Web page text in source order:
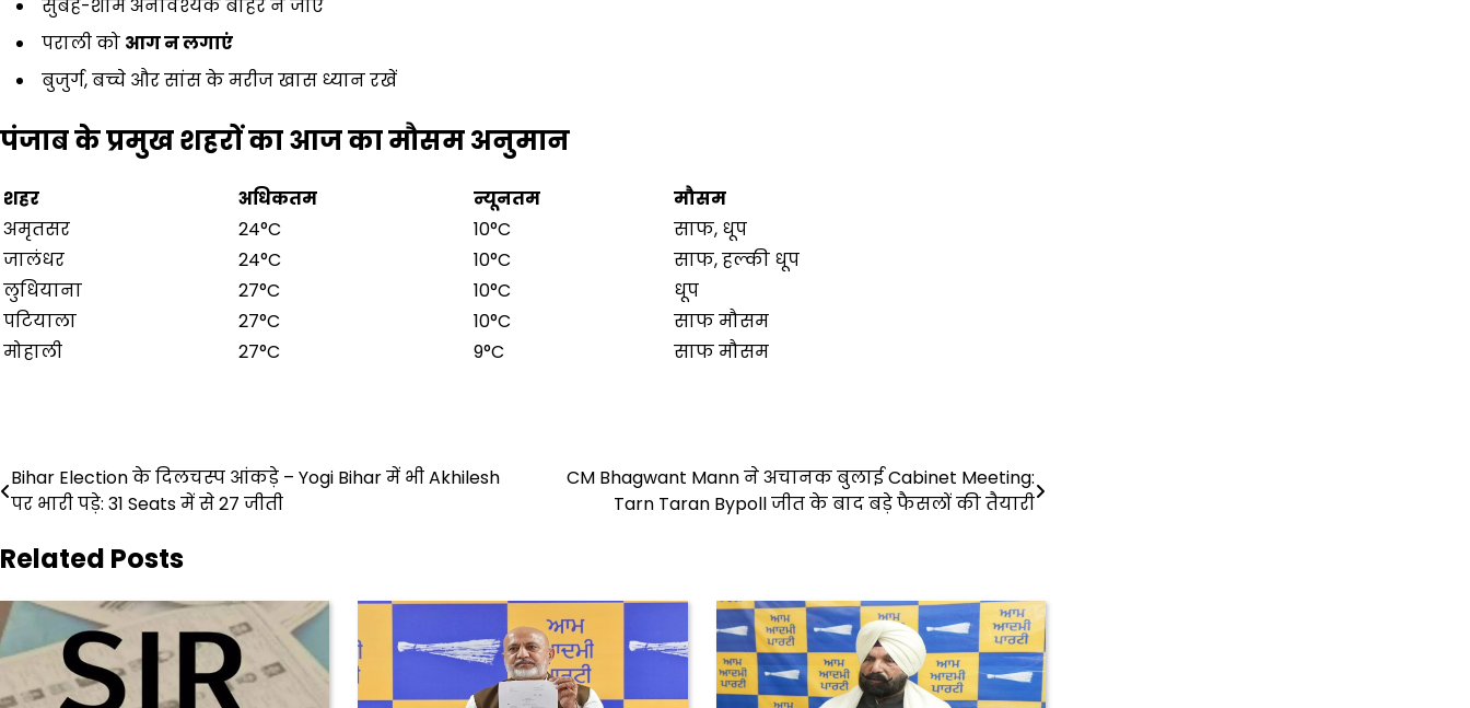
सुबह-शाम अनावश्यक बाहर न जाएं
पराली को आग न लगाएं
बुजुर्ग, बच्चे और सांस के मरीज खास ध्यान रखें
पंजाब के प्रमुख शहरों का आज का मौसम अनुमान
शहर अधिकतम न्यूनतम
मौसम
अमृतसर
24°C 10°C
साफ, धूप
जालंधर
24°C 10°C
साफ, हल्की धूप
लुधियाना
27°C 10°C
धूप
पटियाला
27°C 10°C
साफ मौसम
मोहाली
27°C 9°C साफ मौसम
Post
navigation
Bihar Election के दिलचस्प आंकड़े – Yogi Bihar में भी Akhilesh
पर भारी पड़े: 31 Seats में से 27 जीती
CM Bhagwant Mann ने अचानक बुलाई Cabinet Meeting:
Tarn Taran Bypoll जीत के बाद बड़े फैसलों की तैयारी
Related Posts